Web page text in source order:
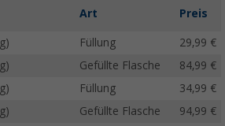
Art Preis
Füllung
29,99 €
Gefüllte Flasche
84,99 €
Füllung
34,99 €
Gefüllte Flasche
94,99 €